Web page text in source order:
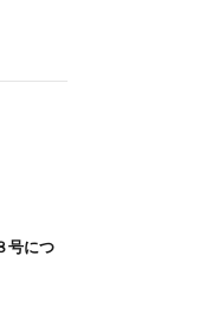
号につ